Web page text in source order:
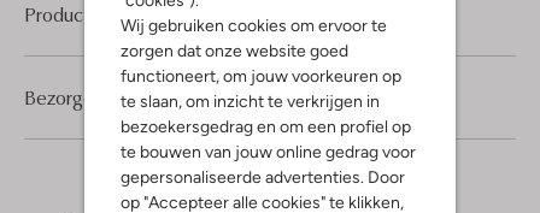
Wij gebruiken cookies om ervoor te
zorgen dat onze website goed
functioneert, om jouw voorkeuren op
te slaan, om inzicht te verkrijgen in
bezoekersgedrag en om een profiel op
te bouwen van jouw online gedrag voor
gepersonaliseerde advertenties. Door
op "Accepteer alle cookies" te klikken,
Product informatie
Bezorgen & retourneren